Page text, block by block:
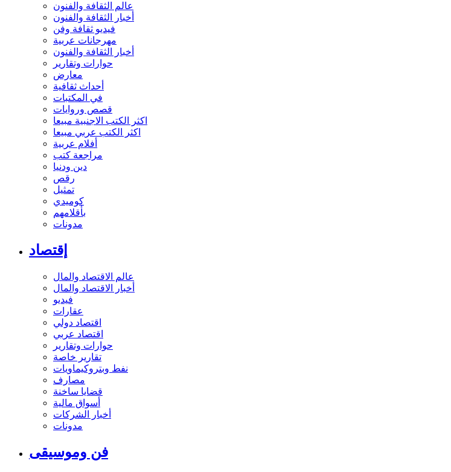
عالم الثقافة والفنون
أخبار الثقافة والفنون
فيديو ثقافة وفن
مهرجانات عربية
أخبار الثقافة والفنون
حوارات وتقارير
معارض
أحداث ثقافية
في المكتبات
قصص وروايات
اكثر الكتب الاجنبية مبيعا
اكثر الكتب عربي مبيعا
أفلام عربية
مراجعة كتب
دين ودنيا
رقص
تمثيل
كوميدي
بأقلامهم
مدونات
إقتصاد
عالم الاقتصاد والمال
أخبار الاقتصاد والمال
فيديو
عقارات
اقتصاد دولي
اقتصاد عربي
حوارات وتقارير
تقارير خاصة
نفط وبتروكيماويات
مصارف
قضايا ساخنة
أسواق مالية
أخبار الشركات
مدونات
فن وموسيقى